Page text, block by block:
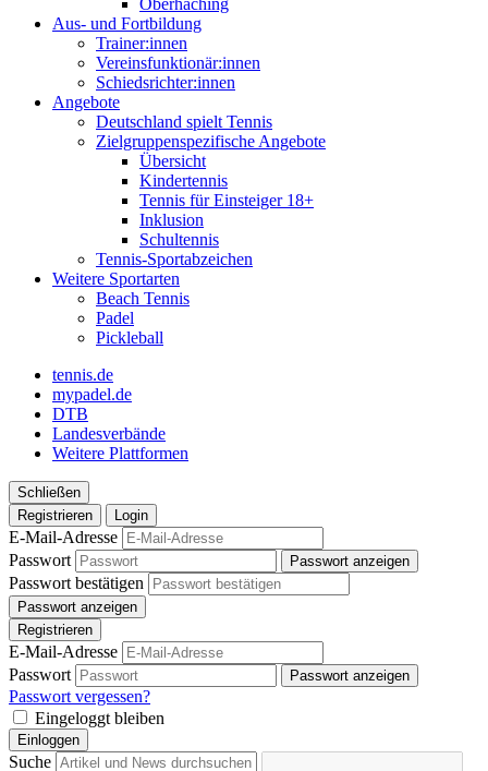
Oberhaching
Aus- und Fortbildung
Trainer:innen
Vereinsfunktionär:innen
Schiedsrichter:innen
Angebote
Deutschland spielt Tennis
Zielgruppenspezifische Angebote
Übersicht
Kindertennis
Tennis für Einsteiger 18+
Inklusion
Schultennis
Tennis-Sportabzeichen
Weitere Sportarten
Beach Tennis
Padel
Pickleball
tennis.de
mypadel.de
DTB
Landesverbände
Weitere Plattformen
Schließen
Registrieren
Login
E-Mail-Adresse
Passwort
Passwort anzeigen
Passwort bestätigen
Passwort anzeigen
Registrieren
E-Mail-Adresse
Passwort
Passwort anzeigen
Passwort vergessen?
Eingeloggt bleiben
Einloggen
Suche